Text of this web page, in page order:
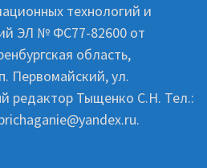
технологий и
ЭЛ № ФС77-82600 от
область,
Первомайский, ул.
редактор Тыщенко С.Н. Тел.: